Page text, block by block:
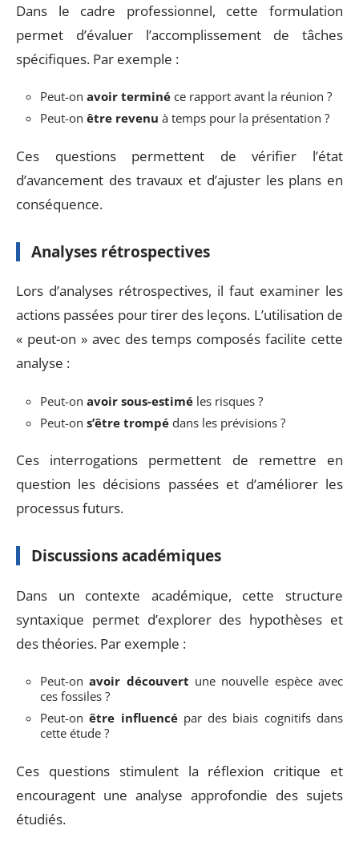
Dans le cadre professionnel, cette formulation
permet d’évaluer l’accomplissement de tâches
spécifiques. Par exemple :
Peut-on avoir terminé ce rapport avant la réunion ?
Peut-on être revenu à temps pour la présentation ?
Ces questions permettent de vérifier l’état
d’avancement des travaux et d’ajuster les plans en
conséquence.
Analyses rétrospectives
Lors d’analyses rétrospectives, il faut examiner les
actions passées pour tirer des leçons. L’utilisation de
« peut-on » avec des temps composés facilite cette
analyse :
Peut-on avoir sous-estimé les risques ?
Peut-on s’être trompé dans les prévisions ?
Ces interrogations permettent de remettre en
question les décisions passées et d’améliorer les
processus futurs.
Discussions académiques
Dans un contexte académique, cette structure
syntaxique permet d’explorer des hypothèses et
des théories. Par exemple :
Peut-onavoir découvert une nouvelle espèce avec
ces fossiles ?
Peut-onêtre influencépar des biais cognitifs dans
cette étude ?
Ces questions stimulent la réflexion critique et
encouragent une analyse approfondie des sujets
étudiés.